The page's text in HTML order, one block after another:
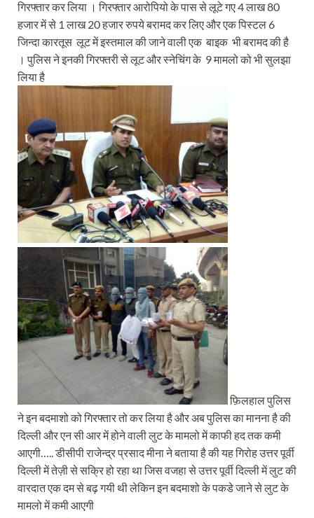
गिरफ्तार कर लिया । गिरफ्तार आरोपियो के पास से लूटे गए 4 लाख 80
हजार में से 1 लाख 20 हजार रुपये बरामद कर लिए और एक पिस्टल 6
जिन्दा कारतूस लूट में इस्तमाल की जाने वाली एक बाइक भी बरामद की है
। पुलिस ने इनकी गिरफ्तरी से लूट और स्नेचिंग के 9 मामलो को भी सुलझा
लिया है
फ़िलहाल पुलिस
ने इन बदमाशो को गिरफ्तार तो कर लिया है और अब पुलिस का मानना है की
दिल्ली और एन सी आर में होने वाली लुट के मामलो में काफी हद तक कमी
आएगी….. डीसीपी राजेन्द्र प्रसाद मीना ने बताया है की यह गिरोह उत्तर पूर्वी
दिल्ली में तेज़ी से सक्रि हो रहा था जिस वजहा से उत्तर पूर्वी दिल्ली में लुट की
वारदात एक दम से बढ़ गयी थी लेकिन इन बदमाशो के पकडे जाने से लुट के
मामलो में कमी आएगी